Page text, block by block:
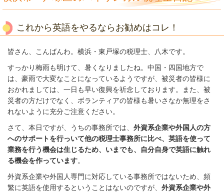
これから英語をやるならお勧めはコレ！
皆さん、こんばんわ。横浜・東戸塚の税理士、八木です。
すっかり梅雨も明けて、暑くなりましたね。中国・四国地方で
は、豪雨で大変なことになっているようですが、被災者の皆様に
おかれましては、一日も早い復興を祈念しております。また、被
災者の方だけでなく、ボランティアの皆様も暑いさなか無理をさ
れないように充分ご注意ください。
さて、本日ですが、うちの事務所では、 外資系企業や外国人の方
へのサポートを行っいて他の税理士事務所に比べ、英語を使って
業務を行う機会は生じるため、いまでも、自分自身で英語に触れ
る機会を作っています。
外資系企業や外国人専門に対応している事務所ではないため、頻
繁に英語を使用するということはないのですが、 外資系企業や外